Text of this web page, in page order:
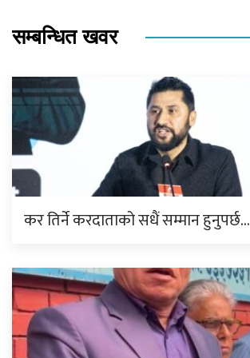
सम्बन्धित खवर
कर तिर्ने करदाताको सधैं सम्मान हुनुपर्छ…